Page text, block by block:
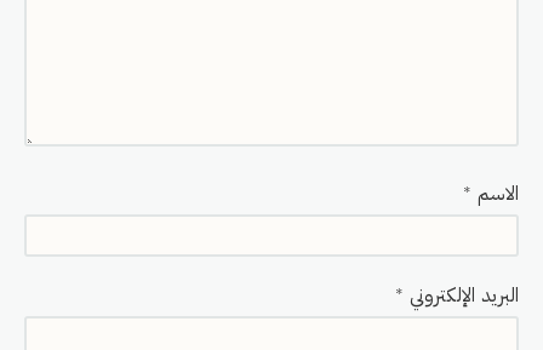
الاسم *
البريد الإلكتروني *